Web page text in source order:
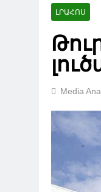
ԼՐԱՀՈՍ
Media